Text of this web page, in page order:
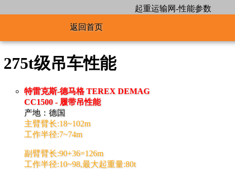
起重运输网-性能参数
返回首页
275t级吊车性能
特雷克斯-德马格 TEREX DEMAG
CC1500 - 履带吊性能
产地：德国
主臂臂长:18~102m
工作半径:7~74m
副臂臂长:90+36=126m
工作半径:10~98,最大起重量:80t